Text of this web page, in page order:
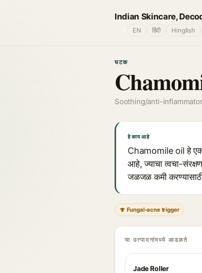
Indian Skincare,
EN हिंदी Hinglish
घटक
Soothing/anti-
हे काय आहे
Chamomile oil हे एक
आहे, ज्याचा त्वचा-
जळजळ कमी
🍄 Fungal-acne trigger
या उत्पादनांमध्ये आढळते
Jade Roller